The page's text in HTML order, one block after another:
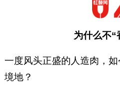
为什么不“
一度风头正盛的人造肉，
境地？